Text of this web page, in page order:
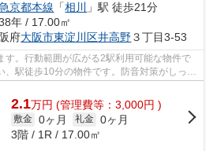
京都本線 「相川
」駅 徒歩21分
年 / 17.00㎡
府大阪市東淀川区井高野３丁目3-53
す。行動範囲が広がる2駅利用可能な物件で
、駅徒歩10分の物件です。防音対策がしっか
を使っ...
2.1万円 (管理費等：3,000円 )
敷金 0ヶ月 礼金 0ヶ月
3階 / 1R / 17.00㎡